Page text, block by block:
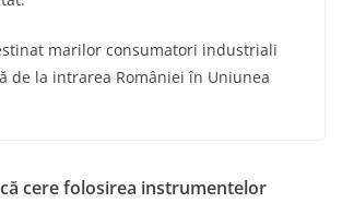
marilor consumatori industriali
de la intrarea României în Uniunea
cere folosirea instrumentelor